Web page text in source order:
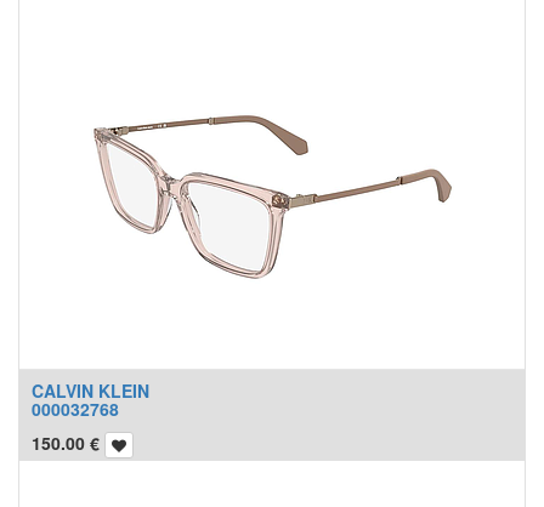
CALVIN KLEIN
000032768
150.00 €